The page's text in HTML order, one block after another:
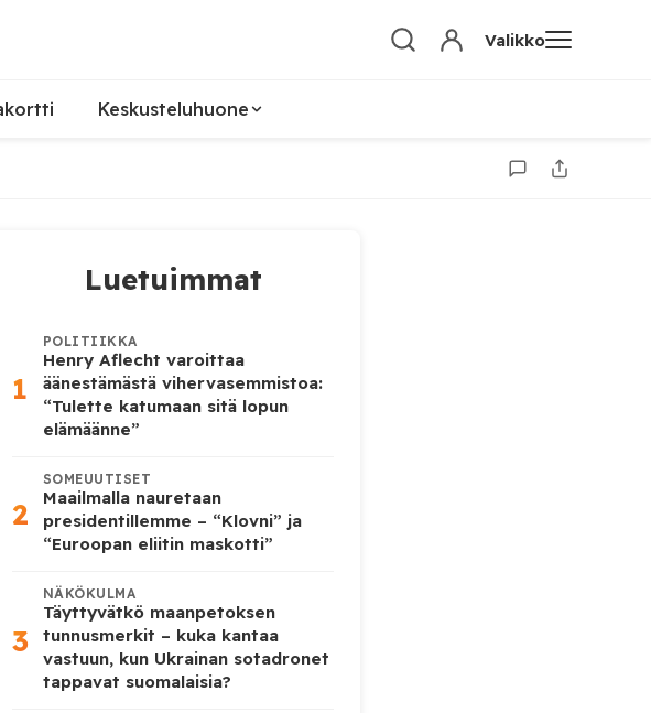
Valikko
Keskusteluhuone
Luetuimmat
1
POLITIIKKA
Henry Aflecht varoittaa
äänestämästä vihervasemmistoa:
“Tulette katumaan sitä lopun
elämäänne”
2
SOMEUUTISET
Maailmalla nauretaan
presidentillemme – “Klovni” ja
“Euroopan eliitin maskotti”
3
NÄKÖKULMA
Täyttyvätkö maanpetoksen
tunnusmerkit – kuka kantaa
vastuun, kun Ukrainan sotadronet
tappavat suomalaisia?